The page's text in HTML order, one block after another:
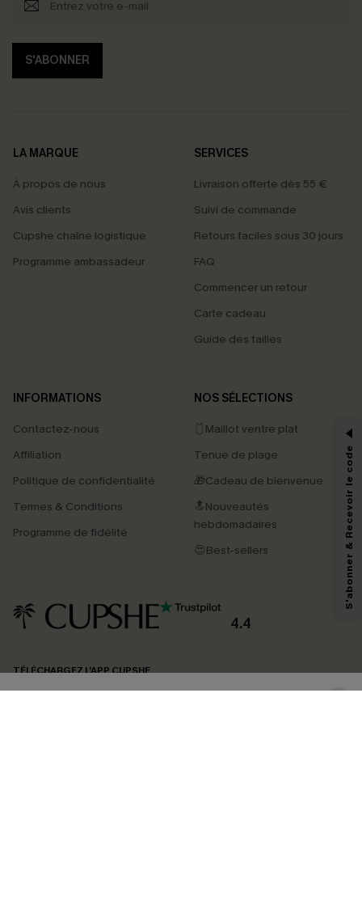
S'ABONNER
LA MARQUE
À propos de nous
Avis clients
Cupshe chaîne logistique
Programme ambassadeur
SERVICES
Livraison offerte dès 55 €
Suivi de commande
Retours faciles sous 30 jours
FAQ
Commencer un retour
Carte cadeau
Guide des tailles
INFORMATIONS
Contactez-nous
Affiliation
Politique de confidentialité
Termes & Conditions
Programme de fidélité
NOS SÉLECTIONS
🩱Maillot ventre plat
Tenue de plage
🎁Cadeau de bienvenue
🔝Nouveautés
hebdomadaires
😍Best-sellers
4.4
TÉLÉCHARGEZ L’APP CUPSHE
PROFITEZ DE -15%
-15% dès 2 Achetés par E-mail
*Un code par commande, valable une seule fois.
En soumettant votre adresse e-mail, vous acceptez de recevoir des e-mails
marketing (y compris du contenu généré par l'IA) de Cupshe et
reconnaissez avoir pris connaissance de nos
pouvons utiliser les données collectées sur notre site ainsi que des
produits susceptibles de vous intéresser, conformément à notre
Politique de
confidentialité
. Vous pouvez vous désabonner à tout moment.
S'abonner & Recevoir le code